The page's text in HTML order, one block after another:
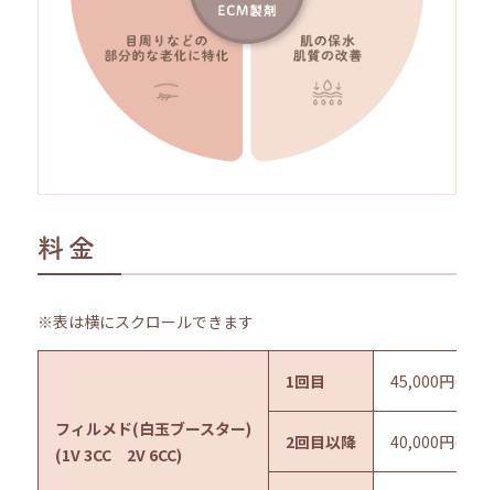
料金
※表は横にスクロールできます
フィルメド(白玉ブースター)
(1V 3CC 2V 6CC)
1回目 45,000円
2回目以降 40,000円